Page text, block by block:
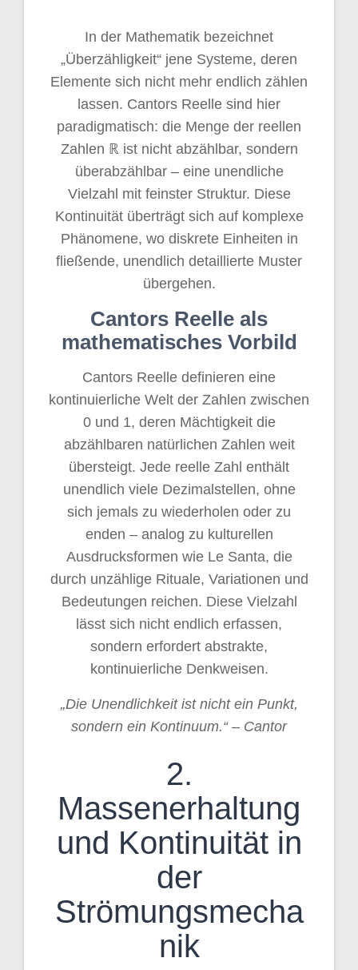
In der Mathematik bezeichnet
„Überzähligkeit“ jene Systeme, deren
Elemente sich nicht mehr endlich zählen
lassen. Cantors Reelle sind hier
paradigmatisch: die Menge der reellen
Zahlen ℝ ist nicht abzählbar, sondern
überabzählbar – eine unendliche
Vielzahl mit feinster Struktur. Diese
Kontinuität überträgt sich auf komplexe
Phänomene, wo diskrete Einheiten in
fließende, unendlich detaillierte Muster
übergehen.
Cantors Reelle als
mathematisches Vorbild
Cantors Reelle definieren eine
kontinuierliche Welt der Zahlen zwischen
0 und 1, deren Mächtigkeit die
abzählbaren natürlichen Zahlen weit
übersteigt. Jede reelle Zahl enthält
unendlich viele Dezimalstellen, ohne
sich jemals zu wiederholen oder zu
enden – analog zu kulturellen
Ausdrucksformen wie Le Santa, die
durch unzählige Rituale, Variationen und
Bedeutungen reichen. Diese Vielzahl
lässt sich nicht endlich erfassen,
sondern erfordert abstrakte,
kontinuierliche Denkweisen.
„Die Unendlichkeit ist nicht ein Punkt,
sondern ein Kontinuum.“ – Cantor
2.
Massenerhaltung
und Kontinuität in
der
Strömungsmecha
nik